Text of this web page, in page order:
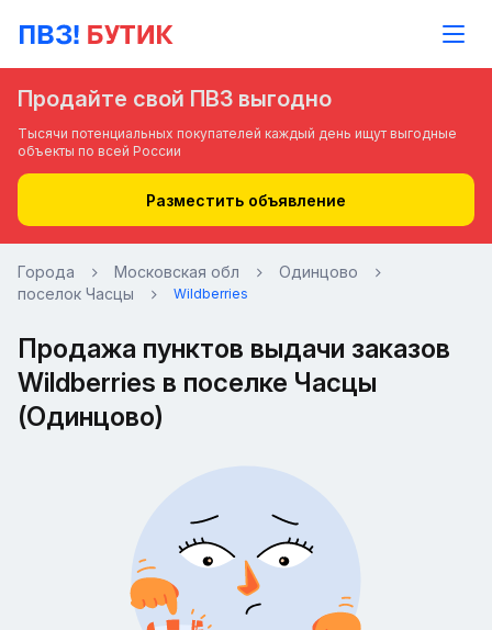
Продайте свой ПВЗ выгодно
Тысячи потенциальных покупателей каждый день ищут выгодные
объекты по всей России
Разместить объявление
Города Московская обл
Одинцово
поселок Часцы
Wildberries
Продажа пунктов выдачи заказов
Wildberries в поселке Часцы
(Одинцово)